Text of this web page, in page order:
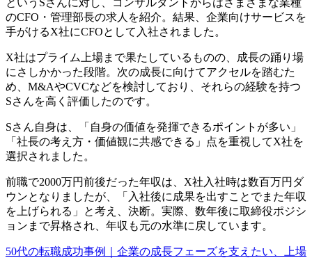
のCFO・管理部長の求人を紹介。結果、企業向けサービスを
手がけるX社にCFOとして入社されました。
X社はプライム上場まで果たしているものの、成長の踊り場
にさしかかった段階。次の成長に向けてアクセルを踏むた
め、M&AやCVCなどを検討しており、それらの経験を持つ
Sさんを高く評価したのです。
Sさん自身は、「自身の価値を発揮できるポイントが多い」
「社長の考え方・価値観に共感できる」点を重視してX社を
選択されました。
前職で2000万円前後だった年収は、X社入社時は数百万円ダ
ウンとなりましたが、「入社後に成果を出すことでまた年収
を上げられる」と考え、決断。実際、数年後に取締役ポジシ
ョンまで昇格され、年収も元の水準に戻しています。
50代の転職成功事例｜企業の成長フェーズを支えたい、上場